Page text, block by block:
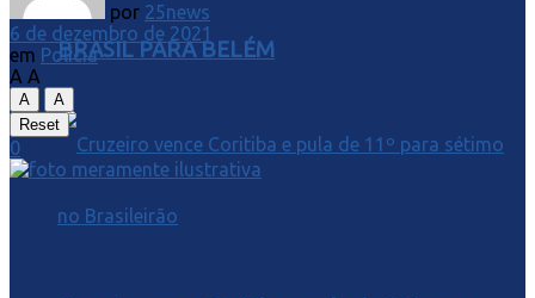
BRASIL PARA BELÉM
por 25news
6 de dezembro de 2021
em Polícia
A A
A
A
Reset
0